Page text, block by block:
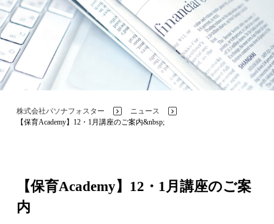
株式会社パソナフォスター >ニュース
【保育Academy】12・1月講座のご案内&nbsp;
【保育Academy】12・1月講座のご案
内